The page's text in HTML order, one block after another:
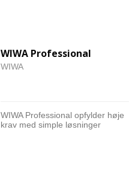
WIWA Professional
WIWA
WIWA Professional opfylder høje
krav med simple løsninger